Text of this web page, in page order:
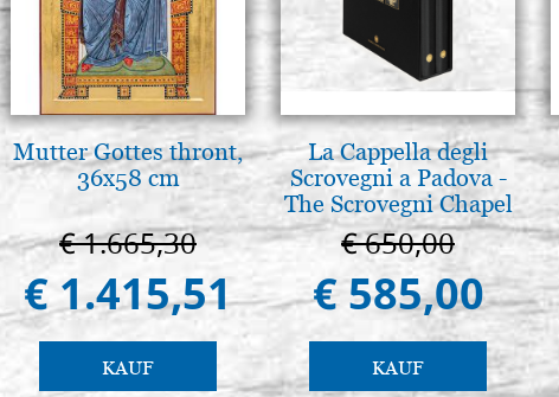
Mutter Gottes thront,
36x58 cm
€ 1.665,30
€ 1.415,51
KAUF
La Cappella degli
Scrovegni a Padova -
The Scrovegni Chapel
in Padua
€ 650,00
€ 585,00
KAUF